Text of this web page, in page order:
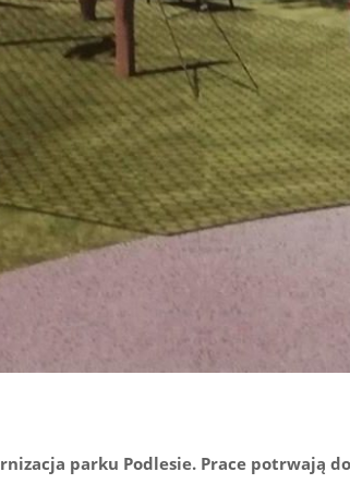
parku Podlesie. Prace potrwają